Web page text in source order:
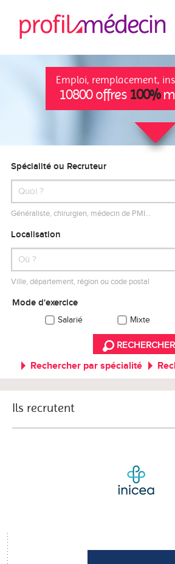
Emploi, remplacement,
10800 offres 100%
Spécialité ou Recruteur
Généraliste, chirurgien, médecin de PMI…
Localisation
Ville, département, région ou code postal
Mode d'exercice
Salarié Mixte
RECHERCHER
Rechercher par spécialité
Ils recrutent